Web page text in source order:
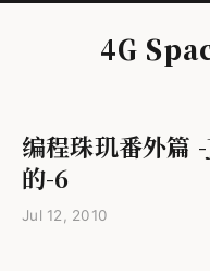
4G
编程珠玑番外篇
的-6
Jul 12, 2010